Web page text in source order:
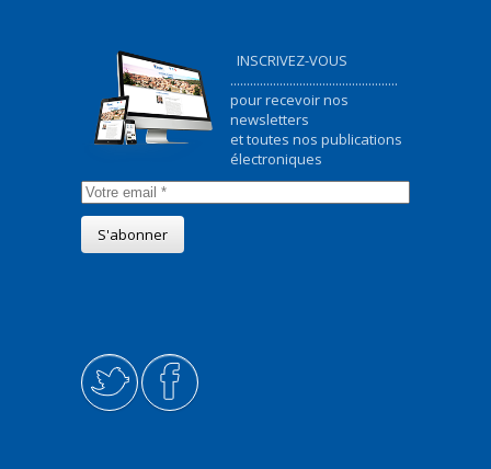
INSCRIVEZ-VOUS
...................................................
pour recevoir nos
newsletters
et toutes nos publications
électroniques